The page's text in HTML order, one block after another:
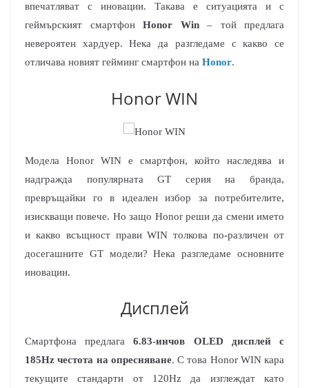
впечатляват с иновации. Такава е ситуацията и с
геймърският смартфон Honor Win– той предлага
невероятен хардуер. Нека да разгледаме с какво се
отличава новият гейминг смартфон на Honor.
Honor WIN
Модела Honor WIN е смартфон, който наследява и
надгражда популярната GT серия на бранда,
превръщайки го в идеален избор за потребителите,
изискващи повече. Но защо Honor реши да смени името
и какво всъщност прави WIN толкова по-различен от
досегашните GT модели? Нека разгледаме основните
иновации.
Дисплей
Смартфона предлага6.83-инчов OLED дисплей с
185Hz честота на опресняване. С това Honor WIN кара
текущите стандарти от 120Hz да изглеждат като